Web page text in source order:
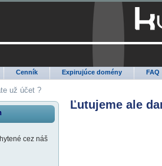
Cenník Expirujúce domény FAQ
už účet ?
cez náš
Ľutujeme ale